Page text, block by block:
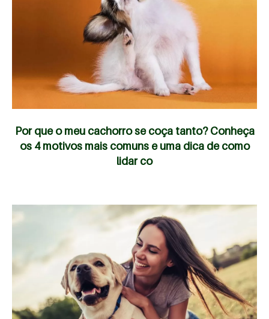
Por que o meu cachorro se coça tanto? Conheça
os 4 motivos mais comuns e uma dica de como
lidar co